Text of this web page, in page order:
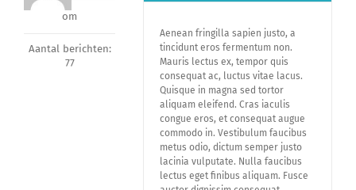
Bisdom Antwerpen
Lid Worden
om
Aantal berichten:
77
Aenean fringilla sapien justo, a
tincidunt eros fermentum non.
Mauris lectus ex, tempor quis
consequat ac, luctus vitae lacus.
Quisque in magna sed tortor
aliquam eleifend. Cras iaculis
congue eros, et consequat augue
commodo in. Vestibulum faucibus
metus odio, dictum semper justo
lacinia vulputate. Nulla faucibus
lectus eget finibus aliquam. Fusce